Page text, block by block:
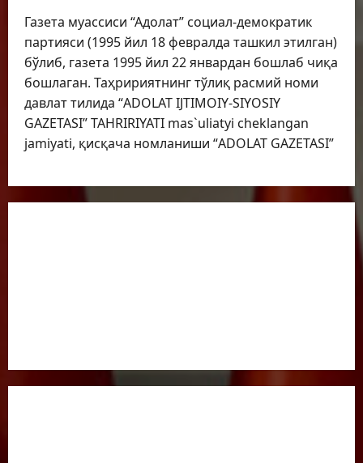
Газета муассиси “Адолат” социал-демократик
партияси (1995 йил 18 февралда ташкил этилган)
бўлиб, газета 1995 йил 22 январдан бошлаб чиқа
бошлаган. Таҳририятнинг тўлиқ расмий номи
давлат тилида “ADOLAT IJTIMOIY-SIYOSIY
GAZETASI” TAHRIRIYATI mas`uliatyi cheklangan
jamiyati, қисқача номланиши “ADOLAT GAZETASI”